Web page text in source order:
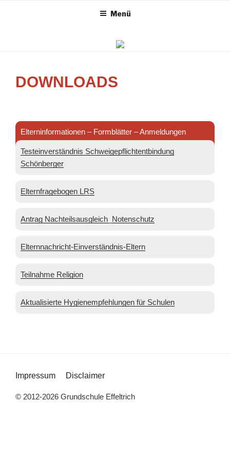
GRUNDSCHULE
Menü
DOWNLOADS
Elterninformationen – Formblätter – Anmeldungen
Testeinverständnis Schweigepflichtentbindung
Schönberger
Elternfragebogen LRS
Antrag Nachteilsausgleich_Notenschutz
Elternnachricht-Einverständnis-Eltern
Teilnahme Religion
Aktualisierte Hygienempfehlungen für Schulen
Impressum Disclaimer
© 2012-2026 Grundschule Effeltrich